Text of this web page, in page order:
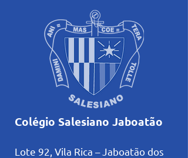
Colégio Salesiano Jaboatão
Lote 92, Vila Rica – Jaboatão dos